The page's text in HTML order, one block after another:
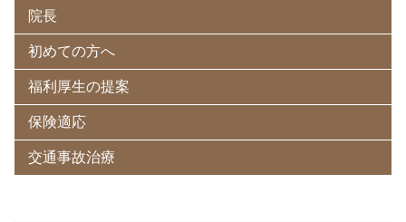
院長
初めての方へ
福利厚生の提案
保険適応
交通事故治療